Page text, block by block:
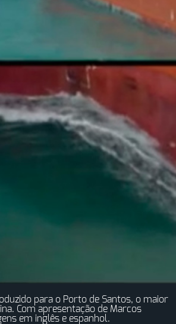
para o Porto de Santos, o maior
Com apresentação de Marcos
em inglês e espanhol.